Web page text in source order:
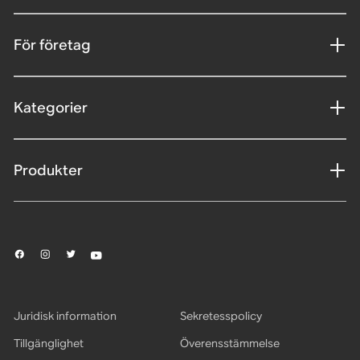
För företag
Kategorier
Produkter
Juridisk information
Sekretesspolicy
Tillgänglighet
Överensstämmelse